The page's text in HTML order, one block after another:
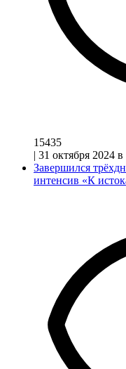
15435
| 31 октября 2024
Завершился
интенсив «К